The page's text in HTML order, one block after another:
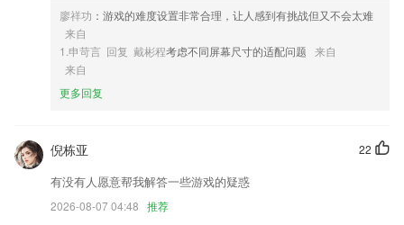
触目标工作站。
5,待办事项实时掌握，能够清楚看到所需处理的工作内容；
6,* 农业食品企业用来管理绿色产品溯源。
线上德扑网软件优势
2.在这个里面随时开启考试，可以根据条件进行筛选，再选择。
3.章节练习 错题巩固 海量题库，一网打尽，让你快速通关
4.·专门针对儿童成长，精挑细选，每一部都是超级经典，百看不厌，每
廖祥功 ：游戏的难度设置非常合理，让人感到有挑战但又不会太难
来自
1.申苛言 回复 戴彬程考虑不同屏幕尺寸的适配问题 来自
来自
更多回复
22
倪栋亚
有没有人愿意帮我解答一些游戏的疑惑
2026-08-07 04:48 推荐